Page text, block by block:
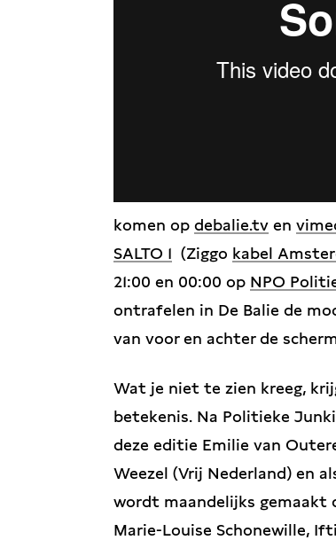
komen op debalie.tv en
SALTO 1 (Ziggo kabel
21:00 en 00:00 op NPO
ontrafelen in De Balie de
van voor en achter de
Wat je niet te zien kreeg,
betekenis. Na Politieke
deze editie Emilie van
Weezel (Vrij Nederland) en
wordt maandelijks gemaakt
Marie-Louise Schonewille,